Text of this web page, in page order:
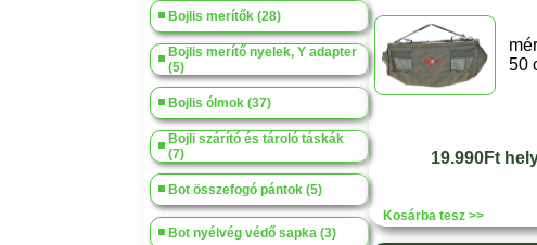
Bojlis merítők (28)
Bojlis merítő nyelek, Y adapter
(5)
Bojlis ólmok (37)
Bojli szárító és tároló táskák
(7)
Bot összefogó pántok (5)
Bot nyélvég védő sapka (3)
50
19.990Ft
Kosárba tesz >>